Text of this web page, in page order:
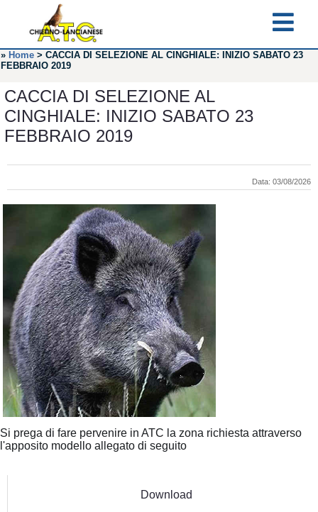
» Home > CACCIA DI SELEZIONE AL CINGHIALE: INIZIO SABATO 23
FEBBRAIO 2019
CACCIA DI SELEZIONE AL
CINGHIALE: INIZIO SABATO 23
FEBBRAIO 2019
Data: 03/08/2026
Si prega di fare pervenire in ATC la zona richiesta attraverso
l'apposito modello allegato di seguito
Download